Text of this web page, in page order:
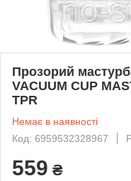
Прозорий
VACUUM CUP
TPR
Немає в наявності
Код: 6959532328967
559 ₴